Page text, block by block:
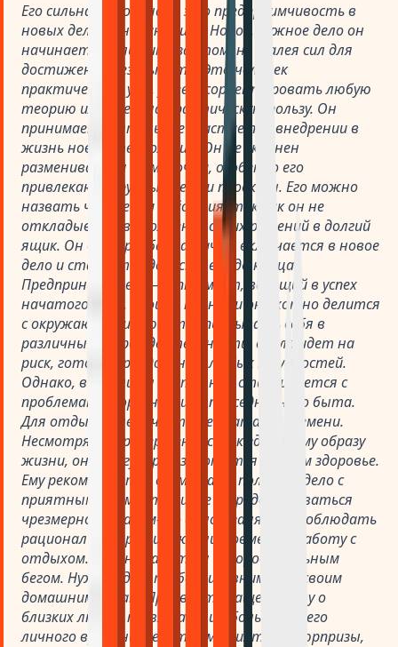
Его сильная сторона — это предприимчивость в
новых делах и начинаниях. Новое, нужное дело он
начинает с большим азартом, не жалея сил для
достижения результата. Это человек
практического ума, умеет сориентировать любую
теорию или идею на практическую пользу. Он
принимает деятельное участие при внедрении в
жизнь новых технологий. Он не склонен
размениваться по мелочам, особенно его
привлекают крупные цели и проекты. Его можно
назвать человеком действия, так как он не
откладывает выполнение своих решений в долгий
ящик. Он быстро, без раскачки, включается в новое
дело и старается довести его до конца.
Предприниматель — оптимист, верящий в успех
начатого дела. Своими планами он охотно делится
с окружающими, любит испытывать себя в
различных сферах деятельности, смело идет на
риск, готов к преодолению любых трудностей.
Однако, в жизни он постоянно сталкивается с
проблемами в организации повседневного быта.
Для отдыха у него часто не хватает времени.
Несмотря на приверженность к здоровому образу
жизни, он нерегулярно заботится о своем здоровье.
Ему рекомендуется совмещать полезное дело с
приятными моментами, не сосредоточиваться
чрезмерно на каком-то одном занятии. Соблюдать
рациональный режим жизни, совмещая работу с
отдыхом. Можно заняться оздоровительным
бегом. Нужно уделять больше внимания своим
домашним делам. Проявлять чаще заботу о
близких людях, посвящать им больше своего
личного времени, делать им приятные сюрпризы,